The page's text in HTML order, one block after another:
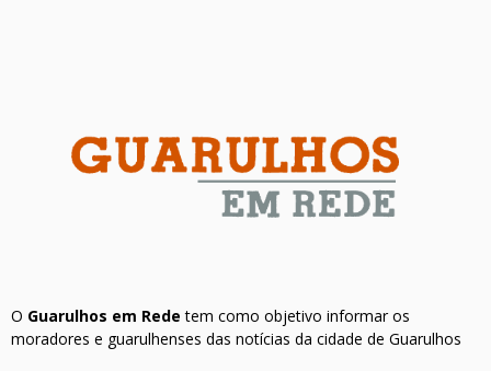
O Guarulhos em Rede tem como objetivo informar os
moradores e guarulhenses das notícias da cidade de Guarulhos